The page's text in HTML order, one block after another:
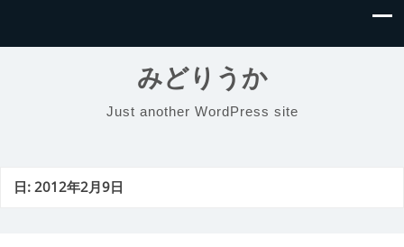
みどりうか
Just another WordPress site
日:2012年2月9日